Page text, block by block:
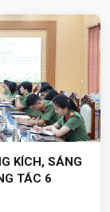
KÍCH, SÁNG
TÁC 6